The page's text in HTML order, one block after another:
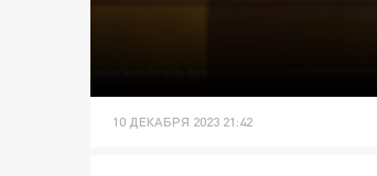
10 ДЕКАБРЯ 2023 21:42